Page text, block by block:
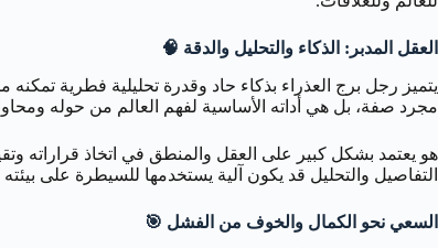
العقل المدبر: الذكاء والتحليل والدقة 🧠
يتميز رجل برج العذراء بذكاء حاد وقدرة تحليلية فطرية
مجرد صفة، بل هي أداته الأساسية لفهم العالم من حوله
هو يعتمد بشكل كبير على العقل والمنطق في اتخاذ قراراته
التفاصيل والتحليل قد يكون آلية يستخدمها للسيطرة على
السعي نحو الكمال والخوف من الفشل 🎯